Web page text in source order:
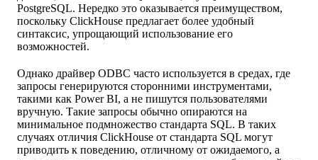
PostgreSQL. Нередко это оказывается преимуществом,
поскольку ClickHouse предлагает более удобный
синтаксис, упрощающий использование его
возможностей.
Однако драйвер ODBC часто используется в средах, где
запросы генерируются сторонними инструментами,
такими как Power BI, а не пишутся пользователями
вручную. Такие запросы обычно опираются на
минимальное подмножество стандарта SQL. В таких
случаях отличия ClickHouse от стандарта SQL могут
приводить к поведению, отличному от ожидаемого, а